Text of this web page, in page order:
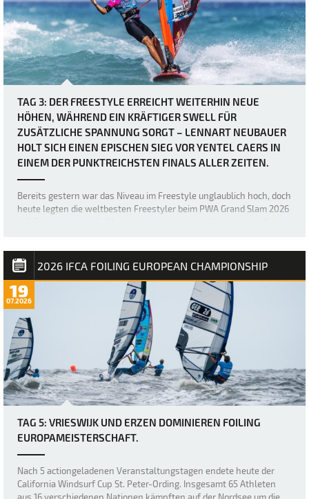
TAG 3: DER FREESTYLE ERREICHT WEITERHIN NEUE
HÖHEN, WÄHREND EIN KRÄFTIGER SWELL FÜR
ZUSÄTZLICHE SPANNUNG SORGT – LENNART NEUBAUER
HOLT SICH EINEN EPISCHEN SIEG VOR YENTEL CAERS IN
EINEM DER PUNKTREICHSTEN FINALS ALLER ZEITEN.
Bereits gestern war das Niveau im Freestyle unglaublich hoch, doch
heute legten die weltbesten Freestyler beim PWA Grand Slam 2026
besten Freestyl…
2026 IFCA FOILING EUROPEAN CHAMPIONSHIP
19
07.2026
TAG 5: VRIESWIJK UND ERZEN DOMINIEREN FOILING
EUROPAMEISTERSCHAFT.
Nach 5 actiongeladenen Veranstaltungstagen endete heute der
California Windsurf Cup St. Peter-Ording. Insgesamt 65 Athleten